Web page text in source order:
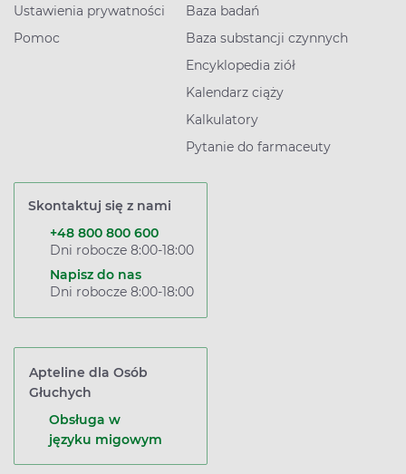
Ustawienia prywatności
Pomoc
Baza badań
Baza substancji czynnych
Encyklopedia ziół
Kalendarz ciąży
Kalkulatory
Pytanie do farmaceuty
Skontaktuj się z nami
+48 800 800 600
Dni robocze 8:00-18:00
Napisz do nas
Dni robocze 8:00-18:00
Apteline dla Osób
Głuchych
Obsługa w
języku migowym